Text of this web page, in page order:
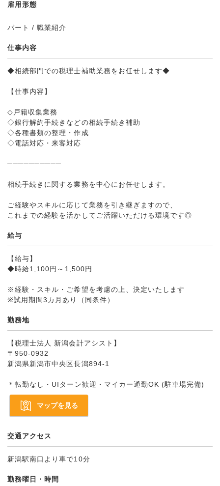
雇用形態
パート / 職業紹介
仕事内容
◆相続部門での税理士補助業務をお任せします◆
【仕事内容】
◇戸籍収集業務
◇銀行解約手続きなどの相続手続き補助
◇各種書類の整理・作成
◇電話対応・来客対応
──────────
相続手続きに関する業務を中心にお任せします。
ご経験やスキルに応じて業務を引き継ぎますので、
これまでの経験を活かしてご活躍いただける環境です◎
給与
【給与】
◆時給1,100円～1,500円
※経験・スキル・ご希望を考慮の上、決定いたします
※試用期間3カ月あり（同条件）
勤務地
【税理士法人 新潟会計アシスト】
〒950-0932
新潟県新潟市中央区長潟894-1
＊転勤なし・UIターン歓迎・マイカー通勤OK (駐車場完備)
マップを見る
交通アクセス
新潟駅南口より車で10分
勤務曜日・時間